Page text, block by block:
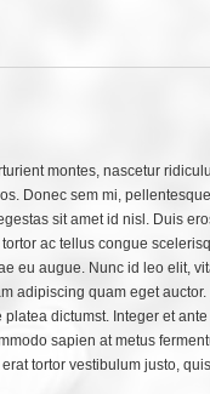
montes, nascetur
Donec sem mi,
sit amet id nisl. Duis
ac tellus congue
eu augue. Nunc id leo elit,
adipiscing quam eget
dictumst. Integer et
sapien at metus
tortor vestibulum justo,